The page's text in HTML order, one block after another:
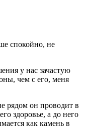
спокойно, не
у нас зачастую
чем с его, меня
рядом он проводит в
здоровье, а до него
как камень в